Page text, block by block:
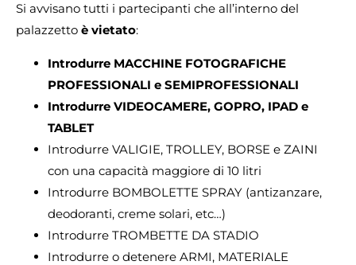
Si avvisano tutti i partecipanti che all’interno del
palazzetto è vietato:
Introdurre MACCHINE FOTOGRAFICHE
PROFESSIONALI e SEMIPROFESSIONALI
Introdurre VIDEOCAMERE, GOPRO, IPAD e
TABLET
Introdurre VALIGIE, TROLLEY, BORSE e ZAINI
con una capacità maggiore di 10 litri
Introdurre BOMBOLETTE SPRAY (antizanzare,
deodoranti, creme solari, etc…)
Introdurre TROMBETTE DA STADIO
Introdurre o detenere ARMI, MATERIALE